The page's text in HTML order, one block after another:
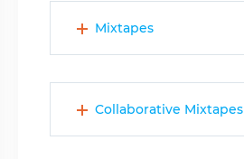
Mixtapes
Collaborative Mixtapes